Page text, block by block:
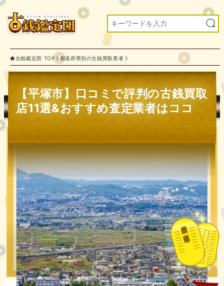
古銭鑑定団 TOP 都道府県別の古銭買取業者
【平塚市】口コミで評判の古銭買取
店11選&おすすめ査定業者はココ
都道府県別の古銭買取業者